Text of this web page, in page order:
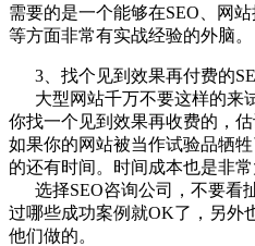
需要的是一个能够在SEO、网
等方面非常有实战经验的外脑。
3、找个见到效果再付费的
大型网站千万不要这样的来
你找一个见到效果再收费的，
如果你的网站被当作试验品牺
的还有时间。时间成本也是非常
选择SEO咨询公司，不要看
过哪些成功案例就OK了，另外
他们做的。